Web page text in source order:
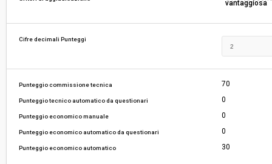
vantaggiosa
Cifre decimali Punteggi
Punteggio commissione tecnica 70
Punteggio tecnico automatico da questionari 0
Punteggio economico manuale 0
Punteggio economico automatico da questionari 0
Punteggio economico automatico 30